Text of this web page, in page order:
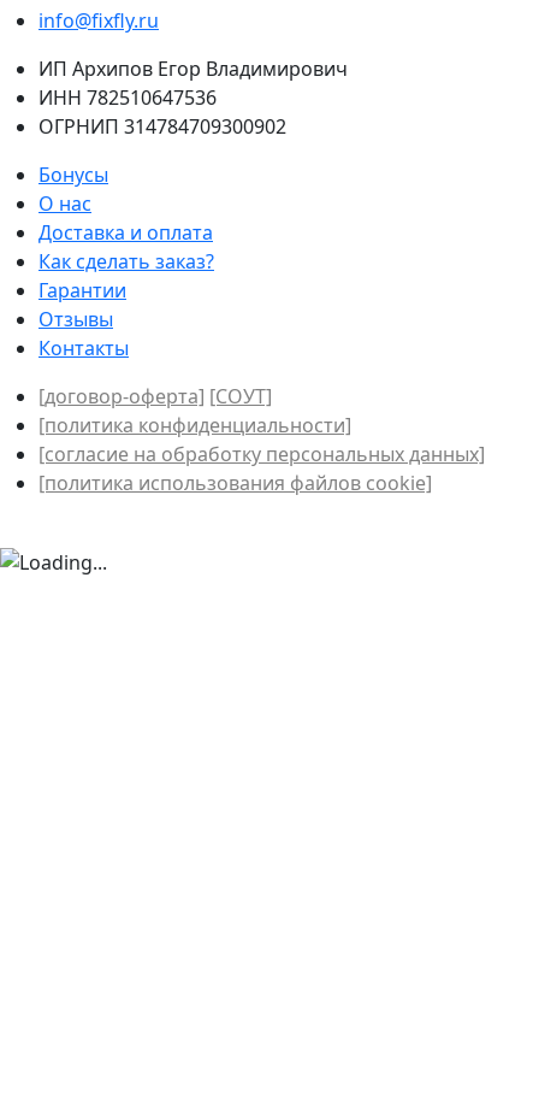
info@fixfly.ru
ИП Архипов Егор Владимирович
ИНН 782510647536
ОГРНИП 314784709300902
Бонусы
О нас
Доставка и оплата
Как сделать заказ?
Гарантии
Отзывы
Контакты
[договор-оферта] [СОУТ]
[политикa конфиденциальности]
[согласие на обработку персональных данных]
[политика использования файлов сookie]